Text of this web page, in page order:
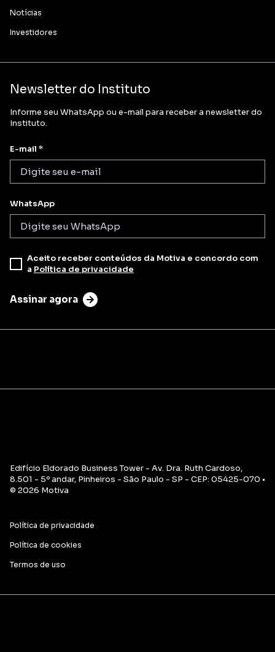
Notícias
Investidores
Newsletter do Instituto
Informe seu WhatsApp ou e-mail para receber a newsletter do
Instituto.
E-mail *
WhatsApp
Aceito receber conteúdos da Motiva e concordo com
a Política de privacidade
Assinar agora
Edifício Eldorado Business Tower - Av. Dra. Ruth Cardoso,
8.501 - 5º andar, Pinheiros - São Paulo - SP - CEP: 05425-070 •
© 2026 Motiva
Política de privacidade
Política de cookies
Termos de uso